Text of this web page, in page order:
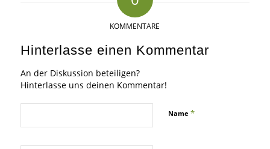
KOMMENTARE
Hinterlasse einen Kommentar
An der Diskussion beteiligen?
Hinterlasse uns deinen Kommentar!
Name *